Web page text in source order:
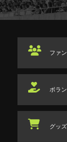
ファ
ボラ
グッ